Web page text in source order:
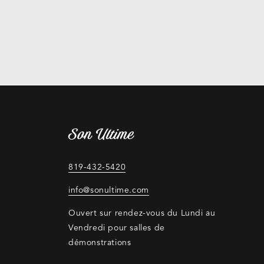
Son Ultime
819-432-5420
info@sonultime.com
Ouvert sur rendez-vous du Lundi au
Vendredi pour salles de
démonstrations